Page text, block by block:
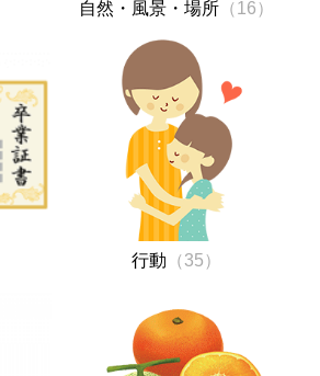
自然・風景・場所（16）
行動 （35）